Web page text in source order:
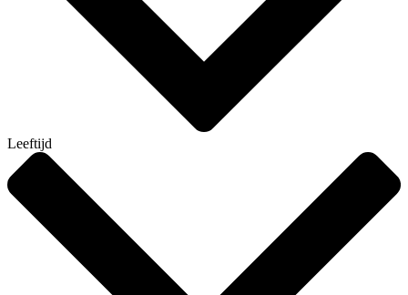
Leeftijd